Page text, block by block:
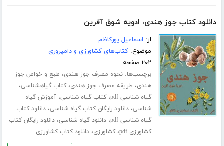
دانلود کتاب جوز هندی، ادویه شوق آفرین
از: اسماعیل پورکاظم
موضوع:کتاب‌های کشاورزی و دامپروری
۲۰۲ صفحه
برچسب‌ها:نحوه مصرف جوز هندی، طبع و خواص جوز
هندی، طریقه مصرف جوز هندی،کتاب گیاهشناسی،
گیاه شناسی pdf ،کتاب گیاه شناسی،آموزش گیاه
شناسی،دانلود رایگان کتاب گیاه شناسی،دانلود کتاب
گیاه شناسی pdf
،دانلود گیاه شناسی،دانلود رایگان کتاب
کشاورزی pdf
،کشاورزی،دانلود کتاب کشاورزی